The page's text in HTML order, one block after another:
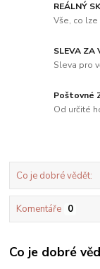
REÁLNÝ
Vše, co
SLEVA ZA
Sleva pro
Poštovné
Od určité
Co je dobré vědět:
Komentáře 0
Co je dobré